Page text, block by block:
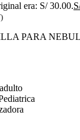
era: S/ 30.00.
PARA